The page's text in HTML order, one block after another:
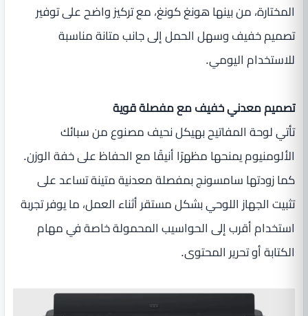
المختارة، من بينها هونغ كونغ، مع تركيز واضح على توفير
تصميم خفيف وسهل الحمل إلى جانب متانة مناسبة
للاستخدام اليومي.
تصميم معدني خفيف مع مفصلة قوية
تأتي لوحة المفاتيح بهيكل نحيف مصنوع من سبائك
الألومنيوم يمنحها مظهرًا أنيقًا مع الحفاظ على خفة الوزن.
كما زودتها سامسونج بمفصلة معدنية متينة تساعد على
تثبيت الجهاز اللوحي بشكل مستقر أثناء العمل، ما يوفر تجربة
استخدام أقرب إلى الحواسيب المحمولة خاصة في مهام
الكتابة أو تحرير المحتوى.